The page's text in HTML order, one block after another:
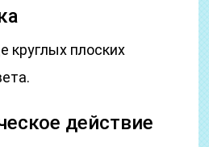
круглых плоских
действие